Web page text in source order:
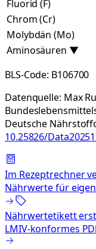
Fluorid (F)
Chrom (Cr)
Molybdän (Mo)
Aminosäuren ▼
BLS-Code: B106700
Datenquelle: Max
Deutsche
10.25826/
Im Rezeptrechner
Nährwerte für
Nährwertetikett
LMIV-konformes